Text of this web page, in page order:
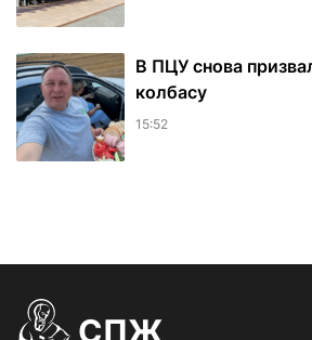
В ПЦУ снова
колбасу
15:52
СПЖ